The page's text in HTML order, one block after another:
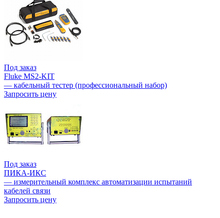
Под заказ
Fluke MS2-KIT
— кабельный тестер (профессиональный набор)
Запросить цену
Под заказ
ПИКА-ИКС
— измерительный комплекс автоматизации испытаний
кабелей связи
Запросить цену